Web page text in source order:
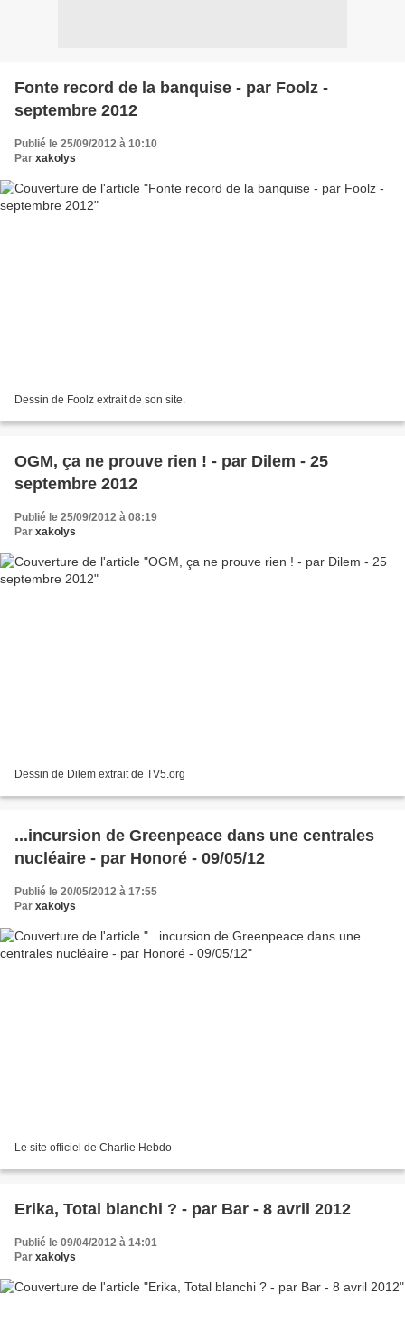
Fonte record de la banquise - par Foolz -
septembre 2012
Publié le 25/09/2012 à 10:10
Par xakolys
Dessin de Foolz extrait de son site.
OGM, ça ne prouve rien ! - par Dilem - 25
septembre 2012
Publié le 25/09/2012 à 08:19
Par xakolys
Dessin de Dilem extrait de TV5.org
...incursion de Greenpeace dans une centrales
nucléaire - par Honoré - 09/05/12
Publié le 20/05/2012 à 17:55
Par xakolys
Le site officiel de Charlie Hebdo
Erika, Total blanchi ? - par Bar - 8 avril 2012
Publié le 09/04/2012 à 14:01
Par xakolys